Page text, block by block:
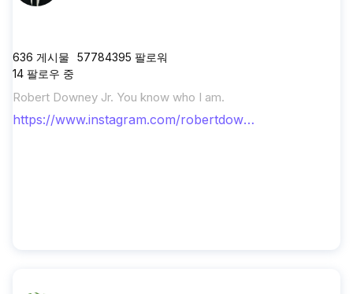
636 게시물 57784395 팔로워
14 팔로우 중
Robert Downey Jr. You know who I am.
https://www.instagram.com/robertdowne